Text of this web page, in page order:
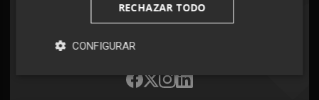
Síguenos en redes
Plaza Podcast, desde cualquier medio
RECHAZAR TODO
CONFIGURAR